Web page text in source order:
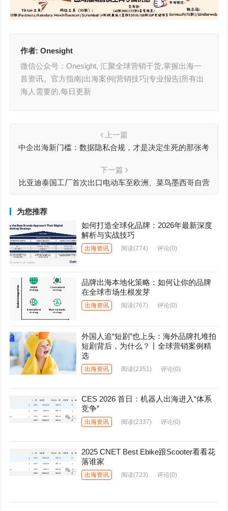
作者:Onesight
微信公众号：Onesight, 汇聚全球营销干货,掌握出海一
首资讯。官方指南|出海案例|营销技巧|专业报告|所有出
海人需要的,每日更新
上一篇
中企出海新门槛：数据隐私合规，才是决定生死的那张考
下一篇
比亚迪泰国工厂首次出口电动车至欧洲、菜鸟墨西哥自营
为您推荐
如何打造全球化品牌：2026年最新深度
解析与实战技巧
出海资讯 阅读(774) 评论(0)
品牌出海本地化策略：如何让你的品牌
在全球市场生根发芽
出海资讯 阅读(767) 评论(0)
外国人追“短剧”也上头：海外品牌扎堆拍
短剧背后，为什么？丨全球营销案例精
选
出海资讯 阅读(2351) 评论(0)
CES 2026 首日：机器人出海进入“体系
竞争”
出海资讯 阅读(2337) 评论(0)
2025 CNET Best Ebike跟Scooter看看花
落谁家
出海资讯 阅读(723) 评论(0)